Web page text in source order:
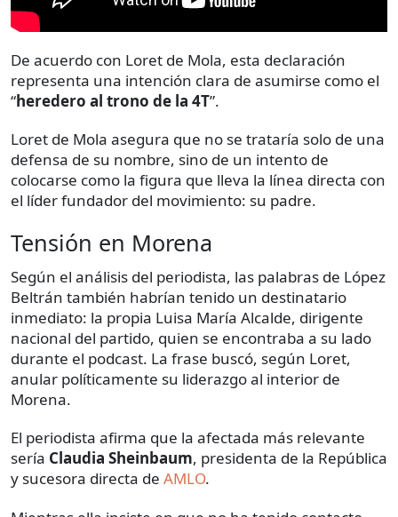
De acuerdo con Loret de Mola, esta declaración
representa una intención clara de asumirse como el
“heredero al trono de la 4T”.
Loret de Mola asegura que no se trataría solo de una
defensa de su nombre, sino de un intento de
colocarse como la figura que lleva la línea directa con
el líder fundador del movimiento: su padre.
Tensión en Morena
Según el análisis del periodista, las palabras de López
Beltrán también habrían tenido un destinatario
inmediato: la propia Luisa María Alcalde, dirigente
nacional del partido, quien se encontraba a su lado
durante el podcast. La frase buscó, según Loret,
anular políticamente su liderazgo al interior de
Morena.
El periodista afirma que la afectada más relevante
sería Claudia Sheinbaum, presidenta de la República
y sucesora directa de AMLO.